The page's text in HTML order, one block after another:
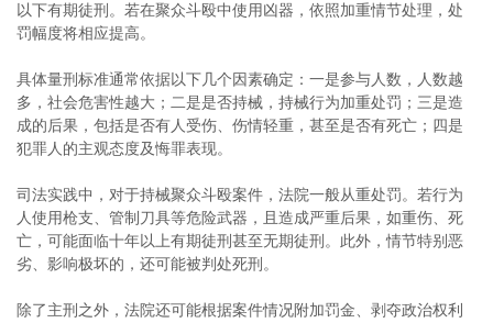
以下有期徒刑。若在聚众斗殴中使用凶器，依照加重情节处理，处
罚幅度将相应提高。
具体量刑标准通常依据以下几个因素确定：一是参与人数，人数越
多，社会危害性越大；二是是否持械，持械行为加重处罚；三是造
成的后果，包括是否有人受伤、伤情轻重，甚至是否有死亡；四是
犯罪人的主观态度及悔罪表现。
司法实践中，对于持械聚众斗殴案件，法院一般从重处罚。若行为
人使用枪支、管制刀具等危险武器，且造成严重后果，如重伤、死
亡，可能面临十年以上有期徒刑甚至无期徒刑。此外，情节特别恶
劣、影响极坏的，还可能被判处死刑。
除了主刑之外，法院还可能根据案件情况附加罚金、剥夺政治权利